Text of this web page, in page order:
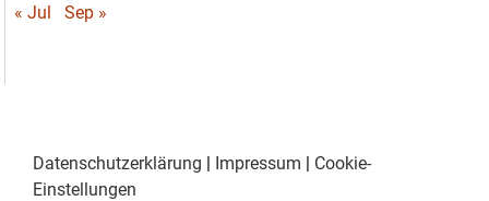
« Jul
Sep »
Datenschutzerklärung | Impressum | Cookie-
Einstellungen